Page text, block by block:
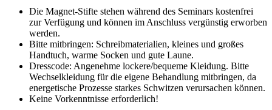
Die Magnet-Stifte stehen während des Seminars kostenfrei
zur Verfügung und können im Anschluss vergünstig erworben
werden.
Bitte mitbringen: Schreibmaterialien, kleines und großes
Handtuch, warme Socken und gute Laune.
Dresscode: Angenehme lockere/bequeme Kleidung. Bitte
Wechselkleidung für die eigene Behandlung mitbringen, da
energetische Prozesse starkes Schwitzen verursachen können.
Keine Vorkenntnisse erforderlich!